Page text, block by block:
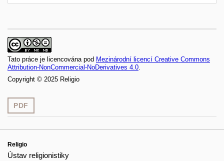
Tato práce je licencována pod Mezinárodní licencí Creative Commons
Attribution-NonCommercial-NoDerivatives 4.0
Copyright © 2025 Religio
PDF
Religio
Ústav religionistiky